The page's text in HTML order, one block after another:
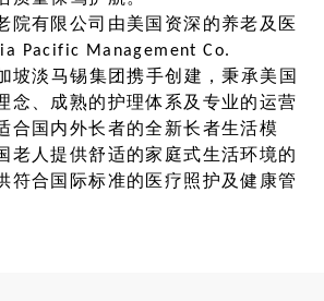
院有限公司由美国资深的养老及医
Pacific Management Co.
坡淡马锡集团携手创建，秉承美国
念、成熟的护理体系及专业的运营
合国内外长者的全新长者生活模
老人提供舒适的家庭式生活环境的
符合国际标准的医疗照护及健康管